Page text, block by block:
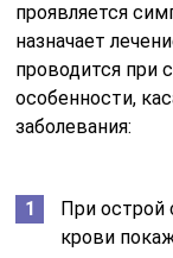
проявляется
назначает
проводится при
особенности,
заболевания:
При острой
крови